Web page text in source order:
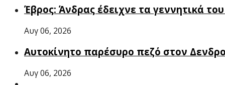
Έβρος: Άνδρας έδειχνε τα γεννητικά
Αυγ 06, 2026
Αυτοκίνητο παρέσυρο πεζό στον
Αυγ 06, 2026